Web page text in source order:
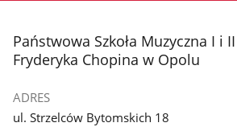
stopka
Państwowa Szkoła Muzyczna I i
Fryderyka Chopina w Opolu
ADRES
ul. Strzelców Bytomskich 18